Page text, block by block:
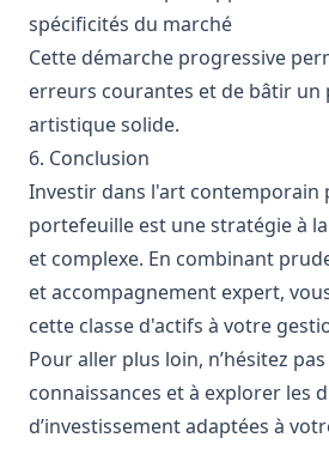
spécificités du marché
Cette démarche progressive
erreurs courantes et de bâtir
artistique solide.
6. Conclusion
Investir dans l'art contemporain
portefeuille est une stratégie à
et complexe. En combinant
et accompagnement expert,
cette classe d'actifs à votre
Pour aller plus loin, n’hésitez
connaissances et à explorer les
d’investissement adaptées à